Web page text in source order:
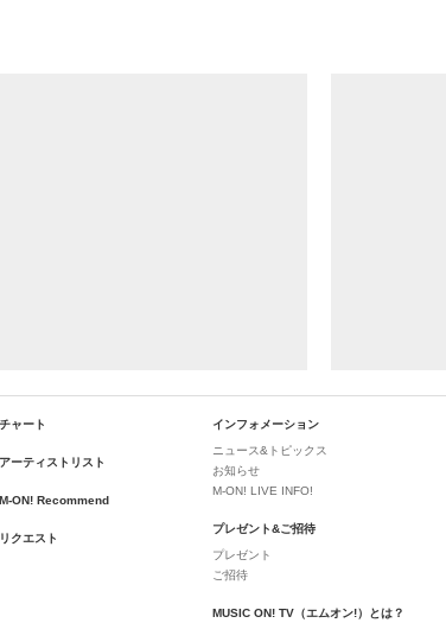
チャート
アーティストリスト
M-ON! Recommend
リクエスト
インフォメーション
ニュース&トピックス
お知らせ
M-ON! LIVE INFO!
プレゼント&ご招待
プレゼント
ご招待
MUSIC ON! TV（エムオン!）とは？